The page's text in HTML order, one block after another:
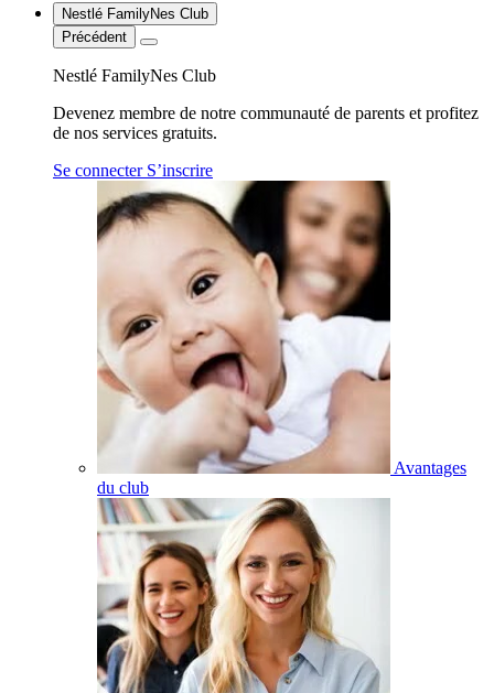
Nestlé FamilyNes Club
Précédent
Nestlé FamilyNes Club
Devenez membre de notre communauté de parents et profitez
de nos services gratuits.
Se connecter S’inscrire
Avantages
du club